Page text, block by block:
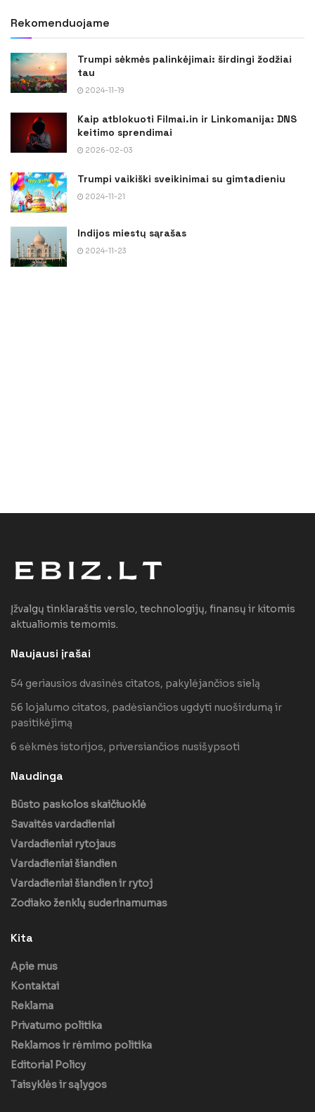
Rekomenduojame
Trumpi sėkmės palinkėjimai: širdingi žodžiai
tau
2024-11-19
Kaip atblokuoti Filmai.in ir Linkomanija: DNS
keitimo sprendimai
2026-02-03
Trumpi vaikiški sveikinimai su gimtadieniu
2024-11-21
Indijos miestų sąrašas
2024-11-23
Įžvalgų tinklaraštis verslo, technologijų, finansų ir kitomis
aktualiomis temomis.
Naujausi įrašai
54 geriausios dvasinės citatos, pakylėjančios sielą
56 lojalumo citatos, padėsiančios ugdyti nuoširdumą ir
pasitikėjimą
6 sėkmės istorijos, priversiančios nusišypsoti
Naudinga
Būsto paskolos skaičiuoklė
Savaitės vardadieniai
Vardadieniai rytojaus
Vardadieniai šiandien
Vardadieniai šiandien ir rytoj
Zodiako ženklų suderinamumas
Kita
Apie mus
Kontaktai
Reklama
Privatumo politika
Reklamos ir rėmimo politika
Editorial Policy
Taisyklės ir sąlygos